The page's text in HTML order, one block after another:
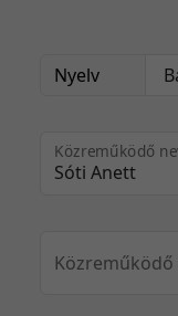
Nyelv
Közreműködő